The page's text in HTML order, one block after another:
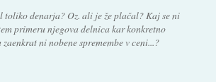
toliko denarja? Oz. ali je že plačal? Kaj se ni
primeru njegova delnica kar konkretno
ni nobene spremembe v ceni...?